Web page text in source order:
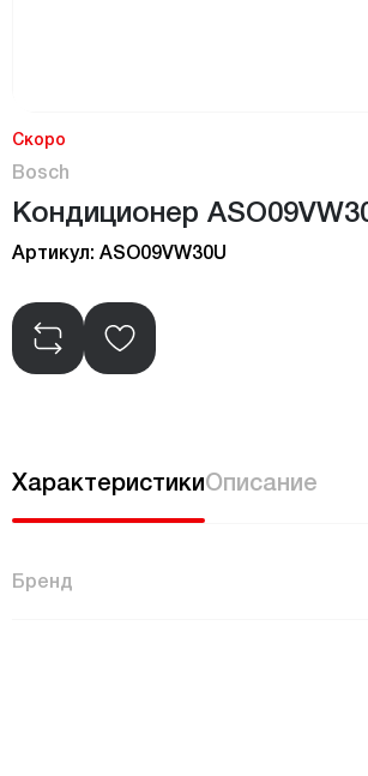
Скоро
Bosch
Кондиционер
Артикул: ASO09VW30U
ХарактеристикиОписание
Бренд